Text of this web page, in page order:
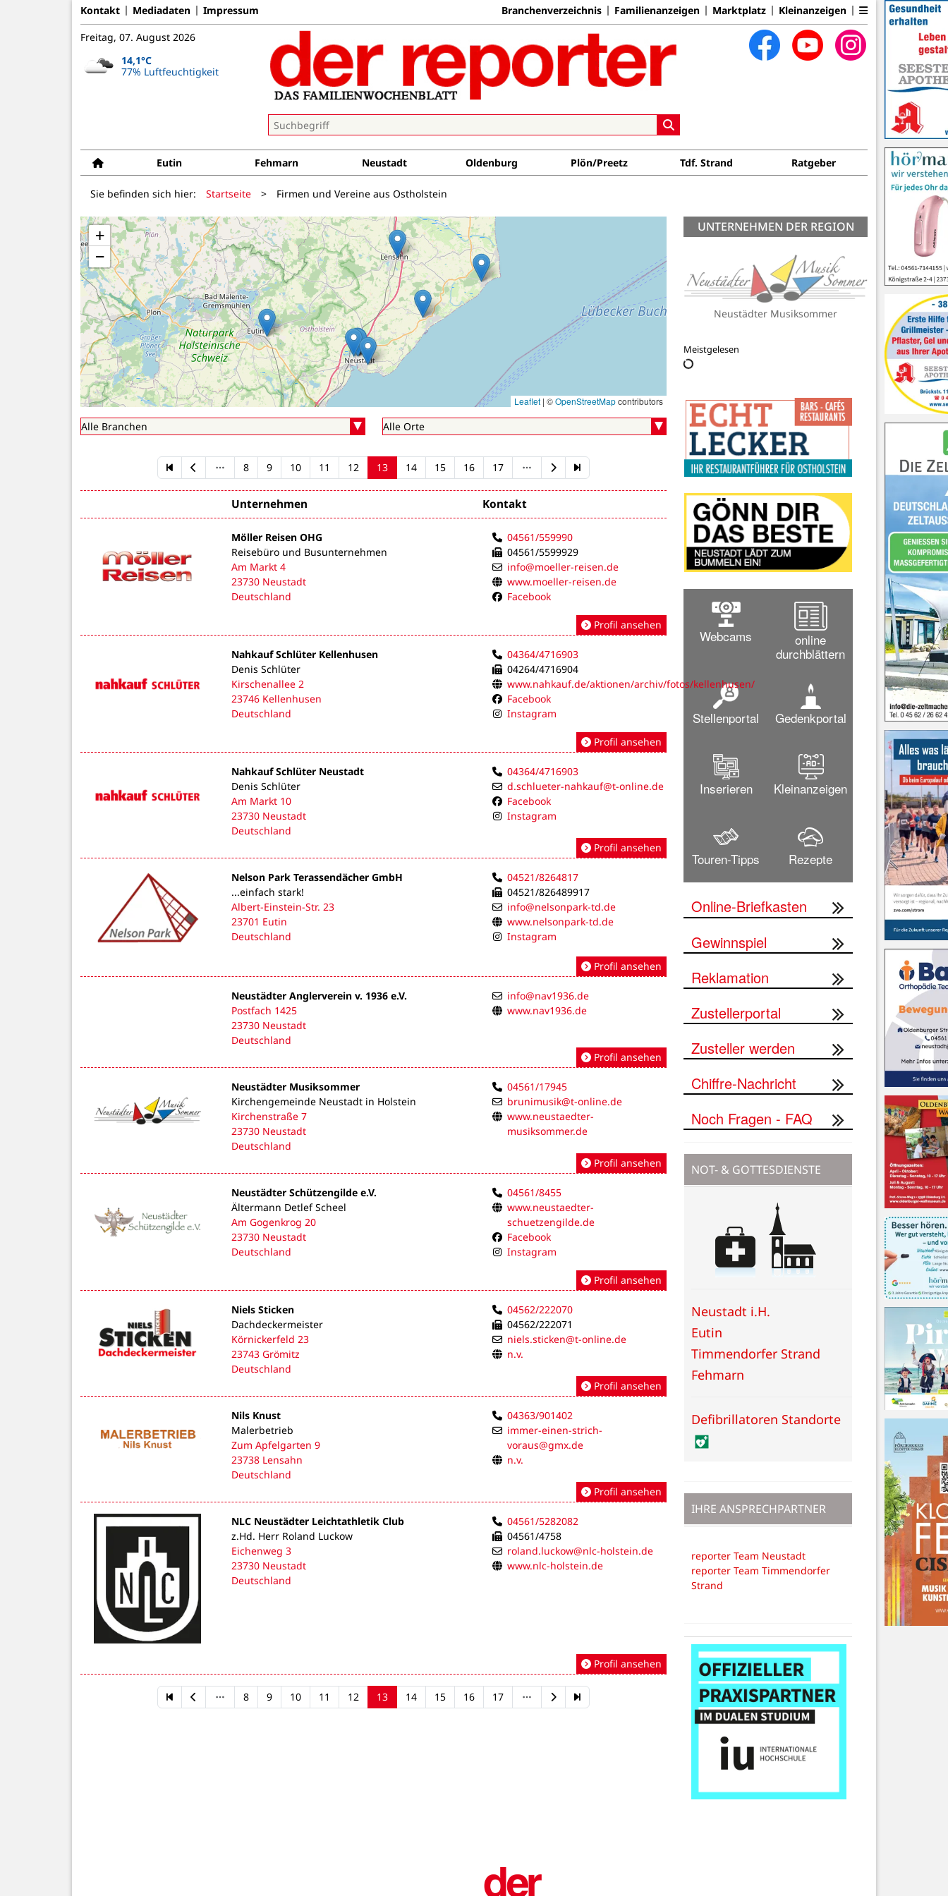
Kontakt Mediadaten Impressum Branchenverzeichnis Familienanzeigen Marktplatz Kleinanzeigen
Freitag, 07. August 2026
14,1°C
77% Luftfeuchtigkeit
Eutin Fehmarn Neustadt Oldenburg Plön/Preetz Tdf. Strand Ratgeber
Sie befinden sich hier: Startseite > Firmen und Vereine aus Ostholstein
+
−
Leaflet | ©OpenStreetMapcontributors
8 9 10 11 12 13 14 15 16 17
Unternehmen Kontakt
Möller Reisen OHG
Reisebüro und Busunternehmen
Am Markt 4
23730 Neustadt
Deutschland
04561/559990
04561/5599929
info@moeller-reisen.de
www.moeller-reisen.de
Facebook
Profil ansehen
Nahkauf Schlüter Kellenhusen
Denis Schlüter
Kirschenallee 2
23746 Kellenhusen
Deutschland
04364/4716903
04264/4716904
www.nahkauf.de/aktionen/archiv/fotos/kellenhusen/
Facebook
Instagram
Profil ansehen
Nahkauf Schlüter Neustadt
Denis Schlüter
Am Markt 10
23730 Neustadt
Deutschland
04364/4716903
d.schlueter-nahkauf@t-online.de
Facebook
Instagram
Profil ansehen
Nelson Park Terassendächer GmbH
...einfach stark!
Albert-Einstein-Str. 23
23701 Eutin
Deutschland
04521/8264817
04521/826489917
info@nelsonpark-td.de
www.nelsonpark-td.de
Instagram
Profil ansehen
Neustädter Anglerverein v. 1936 e.V.
Postfach 1425
23730 Neustadt
Deutschland
info@nav1936.de
www.nav1936.de
Profil ansehen
Neustädter Musiksommer
Kirchengemeinde Neustadt in Holstein
Kirchenstraße 7
23730 Neustadt
Deutschland
04561/17945
brunimusik@t-online.de
www.neustaedter-
musiksommer.de
Profil ansehen
Neustädter Schützengilde e.V.
Ältermann Detlef Scheel
Am Gogenkrog 20
23730 Neustadt
Deutschland
04561/8455
www.neustaedter-
schuetzengilde.de
Facebook
Instagram
Profil ansehen
Niels Sticken
Dachdeckermeister
Körnickerfeld 23
23743 Grömitz
Deutschland
04562/222070
04562/222071
niels.sticken@t-online.de
n.v.
Profil ansehen
Nils Knust
Malerbetrieb
Zum Apfelgarten 9
23738 Lensahn
Deutschland
04363/901402
immer-einen-strich-
voraus@gmx.de
n.v.
Profil ansehen
NLC Neustädter Leichtathletik Club
z.Hd. Herr Roland Luckow
Eichenweg 3
23730 Neustadt
Deutschland
04561/5282082
04561/4758
roland.luckow@nlc-holstein.de
www.nlc-holstein.de
Profil ansehen
8 9 10 11 12 13 14 15 16 17
UNTERNEHMEN DER REGION
Neustädter Musiksommer
Meistgelesen
Webcams
online
durchblättern
Stellenportal Gedenkportal
Inserieren Kleinanzeigen
Touren-Tipps Rezepte
Online-Briefkasten
Gewinnspiel
Reklamation
Zustellerportal
Zusteller werden
Chiffre-Nachricht
Noch Fragen - FAQ
NOT- & GOTTESDIENSTE
Neustadt i.H.
Eutin
Timmendorfer Strand
Fehmarn
Defibrillatoren Standorte
IHRE ANSPRECHPARTNER
reporter Team Neustadt
reporter Team Timmendorfer
Strand